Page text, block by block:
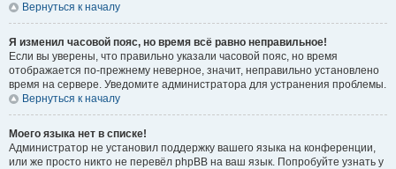
Вернуться к началу
Я изменил часовой пояс, но время всё равно неправильное!
Если вы уверены, что правильно указали часовой пояс, но время
отображается по-прежнему неверное, значит, неправильно установлено
время на сервере. Уведомите администратора для устранения проблемы.
Вернуться к началу
Моего языка нет в списке!
Администратор не установил поддержку вашего языка на конференции,
или же просто никто не перевёл phpBB на ваш язык. Попробуйте узнать у